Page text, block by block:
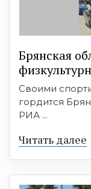
Брянская
Своими
гордится
РИА ...
Читать далее